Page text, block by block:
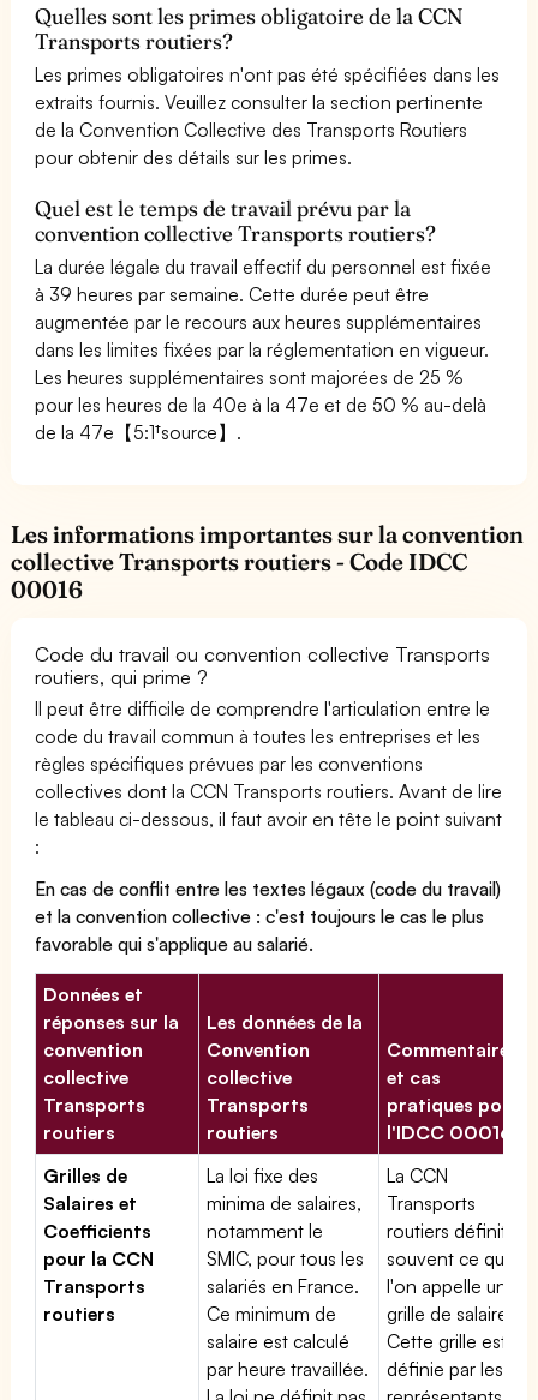
Quelles sont les primes obligatoire de la CCN
Transports routiers?
Les primes obligatoires n'ont pas été spécifiées dans les
extraits fournis. Veuillez consulter la section pertinente
de la Convention Collective des Transports Routiers
pour obtenir des détails sur les primes.
Quel est le temps de travail prévu par la
convention collective Transports routiers?
La durée légale du travail effectif du personnel est fixée
à 39 heures par semaine. Cette durée peut être
augmentée par le recours aux heures supplémentaires
dans les limites fixées par la réglementation en vigueur.
Les heures supplémentaires sont majorées de 25 %
pour les heures de la 40e à la 47e et de 50 % au-delà
de la 47e【5:1†source】.
Les informations importantes sur la convention
collective Transports routiers - Code IDCC
00016
Code du travail ou convention collective Transports
routiers, qui prime ?
Il peut être difficile de comprendre l'articulation entre le
code du travail commun à toutes les entreprises et les
règles spécifiques prévues par les conventions
collectives dont la CCN Transports routiers. Avant de lire
le tableau ci-dessous, il faut avoir en tête le point suivant
:
En cas de conflit entre les textes légaux (code du travail)
et la convention collective : c'est toujours le cas le plus
favorable qui s'applique au salarié.
Données et
réponses sur la
convention
collective
Transports
routiers
Les données de la
Convention
collective
Transports
routiers
Commentaires
et cas
pratiques pour
l'IDCC 00016
Grilles de
Salaires et
Coefficients
pour la CCN
Transports
routiers
La loi fixe des
minima de salaires,
notamment le
SMIC, pour tous les
salariés en France.
Ce minimum de
salaire est calculé
par heure travaillée.
La CCN
Transports
routiers définit
souvent ce que
l'on appelle une
grille de salaires.
Cette grille est
définie par les